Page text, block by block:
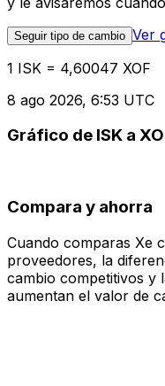
Seguir tipo de cambio Ver
1 ISK = 4,60047 XOF
8 ago 2026, 6:53 UTC
Gráfico de ISK a
Compara y ahorra
Cuando comparas Xe
proveedores, la
cambio competitivos y
aumentan el valor de